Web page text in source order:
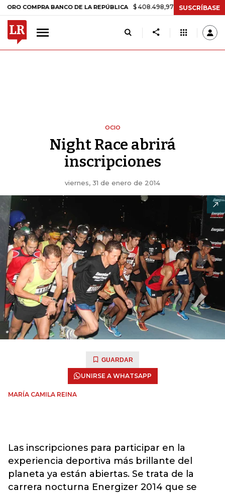
BANCO DE LA REPÚBLICA $ 408.498,97 +$ 8.753,81 +2,19%
SUSCRÍBASE
OCIO
Night Race abrirá
inscripciones
viernes, 31 de enero de 2014
GUARDAR
UNIRSE A WHATSAPP
MARÍA CAMILA REINA
Las inscripciones para participar en la
experiencia deportiva más brillante del
planeta ya están abiertas. Se trata de la
carrera nocturna Energizer 2014 que se